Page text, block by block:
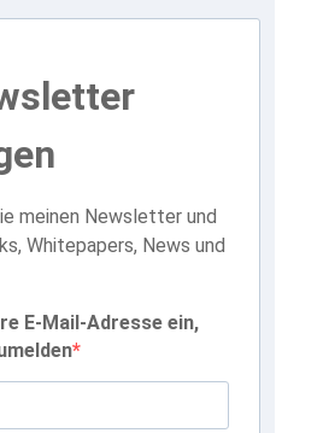
meinen Newsletter und
Whitepapers, News und
E-Mail-Adresse ein,